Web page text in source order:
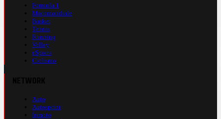
Formula 1
Motomondiale
Basket
Tennis
Running
Volley
eSports
Ciclismo
Auto
Autosprint
Inmoto